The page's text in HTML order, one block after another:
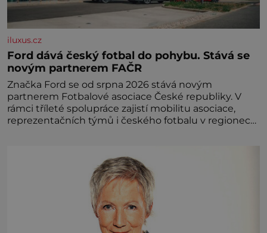
iluxus.cz
Ford dává český fotbal do pohybu. Stává se
novým partnerem FAČR
Značka Ford se od srpna 2026 stává novým
partnerem Fotbalové asociace České republiky. V
rámci tříleté spolupráce zajistí mobilitu asociace,
reprezentačních týmů i českého fotbalu v regionech.